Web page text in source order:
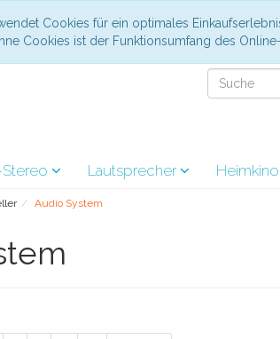
Cookies für ein optimales
Cookies ist der Funktionsumfang des
Lautsprecher Heimkino
Audio System